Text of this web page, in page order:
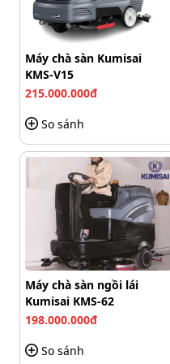
Palada HC 535
Đến ngay Kumisai khi
thảm nói chung và quạt
riêng.
Mua quạt thổi thảm
Máy chà sàn Kumisai
KMS-V15
215.000.000đ
So sánh
Máy chà sàn ngồi lái
Kumisai KMS-62
198.000.000đ
So sánh